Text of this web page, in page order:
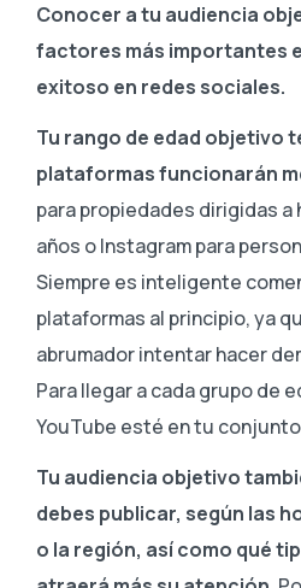
Conocer a tu audiencia
factores más importantes
exitoso en redes sociales.
Tu rango de edad objetivo
plataformas funcionarán
para propiedades dirigidas a
años o Instagram para
Siempre es inteligente
plataformas al principio, ya
abrumador intentar hacer
Para llegar a cada grupo de
YouTube esté en tu
Tu audiencia objetivo
debes publicar, según las
o la región, así como qué